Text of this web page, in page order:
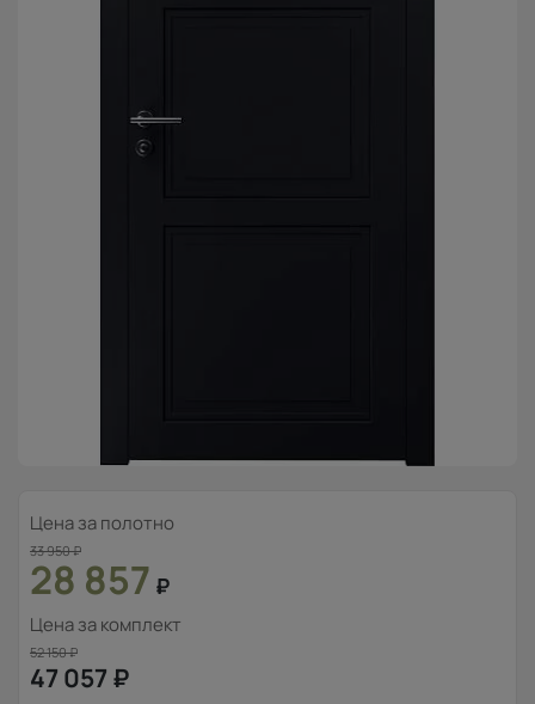
Цена за полотно
33 950₽
28 857 ₽
Цена за комплект
52 150₽
47 057 ₽